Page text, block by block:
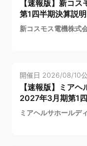
【速報版】新コ
第1四半期決算説明
新コスモス電機株式
開催日 2026/08/10
【速報版】ミア
2027年3月期第1
ミアヘルサホールデ